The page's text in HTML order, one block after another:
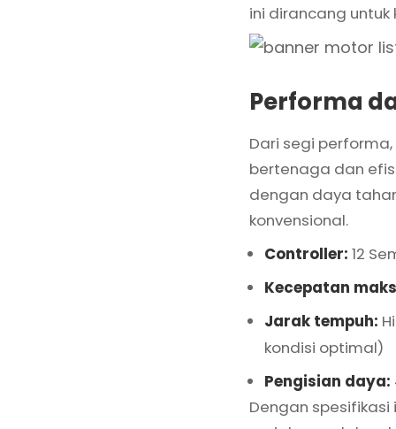
ini dirancang
Performa
Dari segi
bertenaga dan
dengan daya
konvensional.
Controller: 12
Kecepatan
Jarak tempuh:
kondisi optimal)
Pengisian daya:
Dengan spesifikasi